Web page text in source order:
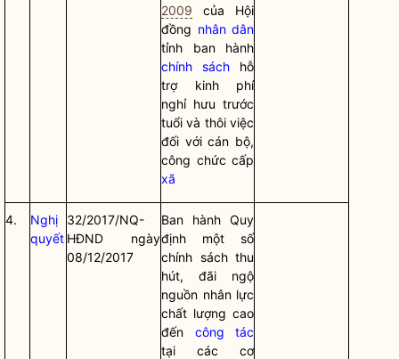
2009 của Hội
đồng nhân dân
tỉnh ban hành
chính sách hỗ
trợ kinh phí
nghỉ hưu trước
tuổi và thôi việc
đối với cán bộ,
công chức cấp
xã
4.
Nghị
quyết
32/2017/NQ-
HĐND ngày
08/12/2017
Ban hành Quy
định một số
chính sách thu
hút, đãi ngộ
nguồn nhân lực
chất lượng cao
đến công tác
tại các cơ